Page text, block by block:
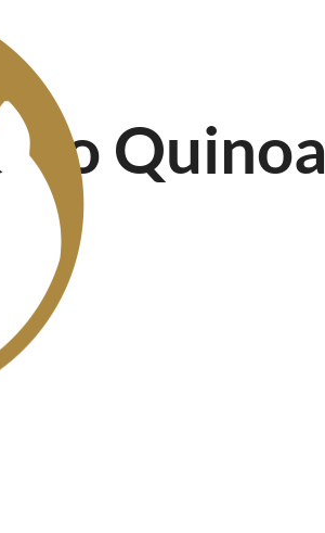
Quinoa